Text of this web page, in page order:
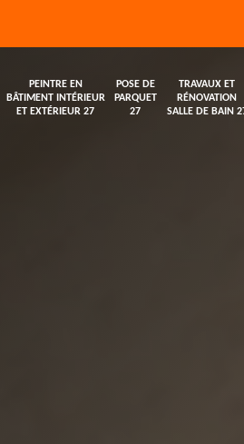
PEINTRE EN
BÂTIMENT INTÉRIEUR
ET EXTÉRIEUR 27
POSE DE
PARQUET
27
TRAVAUX ET
RÉNOVATION
SALLE DE BAIN